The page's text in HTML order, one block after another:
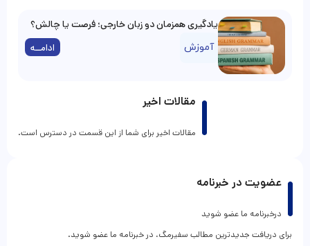
مقالات اخیر
مقالات اخیر برای شما از این قسمت در دسترس است.
یادگیری همزمان دو زبان خارجی؛ فرصت یا چالش؟
آموزش ادامــه
عضویت در خبرنامه
درخبرنامه ما عضو شوید
برای دریافت جدیدترین مطالب سفیرمگ، در خبرنامه ما عضو شوید.